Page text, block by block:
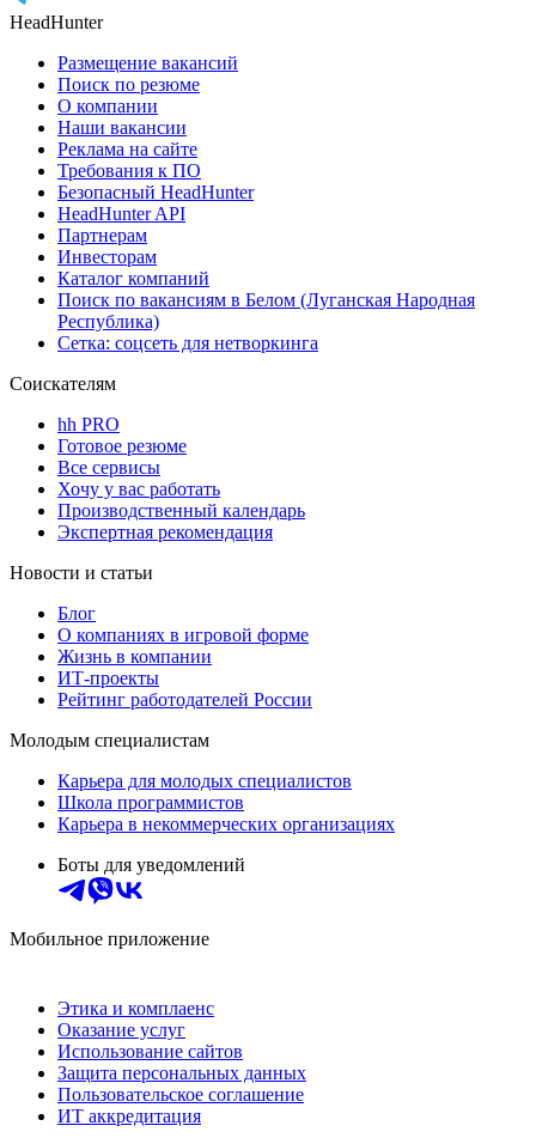
HeadHunter
Размещение вакансий
Поиск по резюме
О компании
Наши вакансии
Реклама на сайте
Требования к ПО
Безопасный HeadHunter
HeadHunter API
Партнерам
Инвесторам
Каталог компаний
Поиск по вакансиям в Белом (Луганская Народная
Республика)
Сетка: соцсеть для нетворкинга
Соискателям
hh PRO
Готовое резюме
Все сервисы
Хочу у вас работать
Производственный календарь
Экспертная рекомендация
Новости и статьи
Блог
О компаниях в игровой форме
Жизнь в компании
ИТ-проекты
Рейтинг работодателей России
Молодым специалистам
Карьера для молодых специалистов
Школа программистов
Карьера в некоммерческих организациях
Боты для уведомлений
Мобильное приложение
Этика и комплаенс
Оказание услуг
Использование сайтов
Защита персональных данных
Пользовательское соглашение
ИТ аккредитация